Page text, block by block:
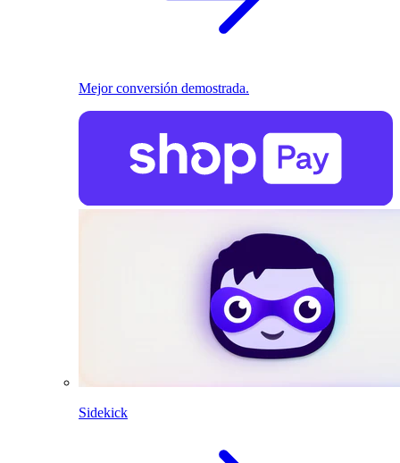
Mejor conversión demostrada.
Sidekick